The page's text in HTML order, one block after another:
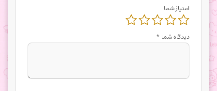
امتیاز شما
دیدگاه شما *